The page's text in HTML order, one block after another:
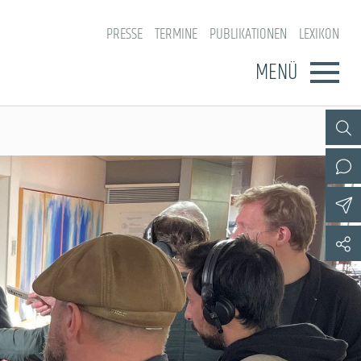
PRESSE TERMINE PUBLIKATIONEN LEXIKON
MENÜ